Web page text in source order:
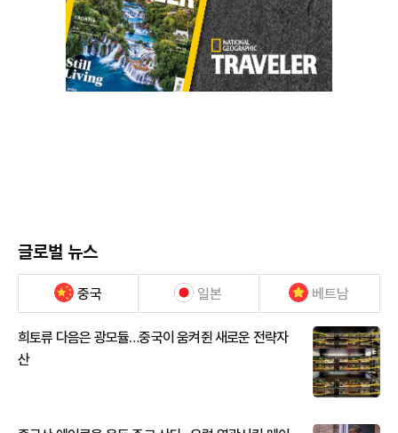
글로벌 뉴스
중국 일본 베트남
희토류 다음은 광모듈…중국이 움켜쥔 새로운 전략자
산